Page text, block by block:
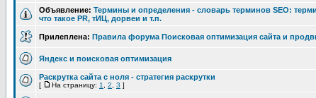
Объявление: Термины и определения - словарь терминов SEO:
что такое PR, тИЦ, дорвеи и т.п.
Прилеплена: Правила форума Поисковая оптимизация сайта и
Яндекс и поисковая оптимизация
Раскрутка сайта с ноля - стратегия раскрутки
[ На страницу: 1 2 3 ]